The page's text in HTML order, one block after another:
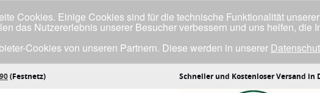
(Festnetz) Schneller und Kostenloser Versand in
Cookies. Einige Cookies sind für die technische Funktionalität
das Nutzererlebnis unserer Besucher verbessern und uns helfen, die
Cookies von unseren Partnern. Diese werden in unserer
du mit der Verwendung aller Cookies einverstanden bist.